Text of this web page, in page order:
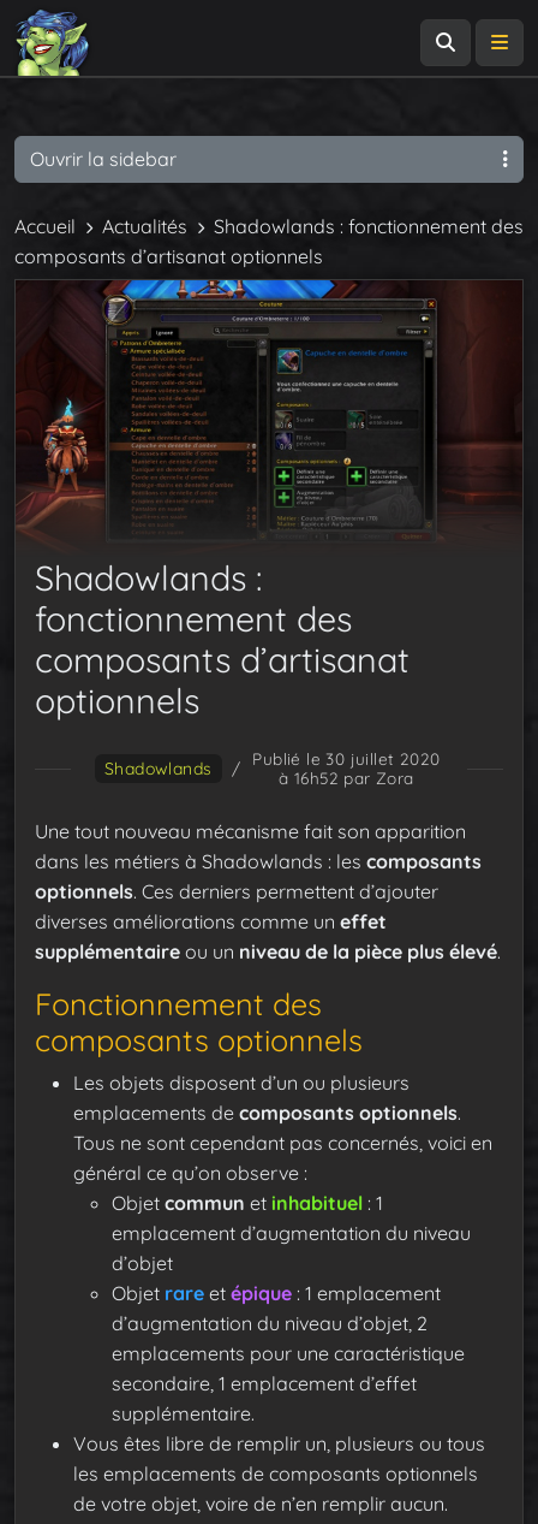
Accueil Actualités
Shadowlands : fonctionnement des
composants d’artisanat optionnels
Shadowlands :
fonctionnement des
composants d’artisanat
optionnels
Shadowlands /
Publié le 30 juillet 2020
à 16h52 par Zora
Une tout nouveau mécanisme fait son apparition
dans les métiers à Shadowlands : les composants
optionnels. Ces derniers permettent d’ajouter
diverses améliorations comme un effet
supplémentaire ou un niveau de la pièce plus élevé.
Fonctionnement des
composants optionnels
Les objets disposent d’un ou plusieurs
emplacements de composants optionnels.
Tous ne sont cependant pas concernés, voici en
général ce qu’on observe :
Objet commun et inhabituel : 1
emplacement d’augmentation du niveau
d’objet
Objet rare et épique : 1 emplacement
d’augmentation du niveau d’objet, 2
emplacements pour une caractéristique
secondaire, 1 emplacement d’effet
supplémentaire.
Vous êtes libre de remplir un, plusieurs ou tous
les emplacements de composants optionnels
de votre objet, voire de n’en remplir aucun.
Ouvrir la sidebar